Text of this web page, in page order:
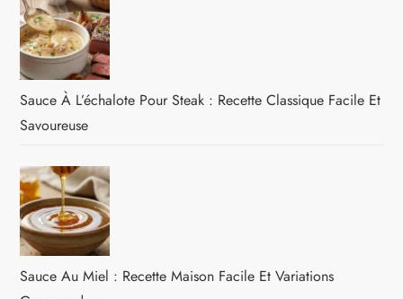
Sauce À L’échalote Pour Steak : Recette Classique Facile Et
Savoureuse
Sauce Au Miel : Recette Maison Facile Et Variations